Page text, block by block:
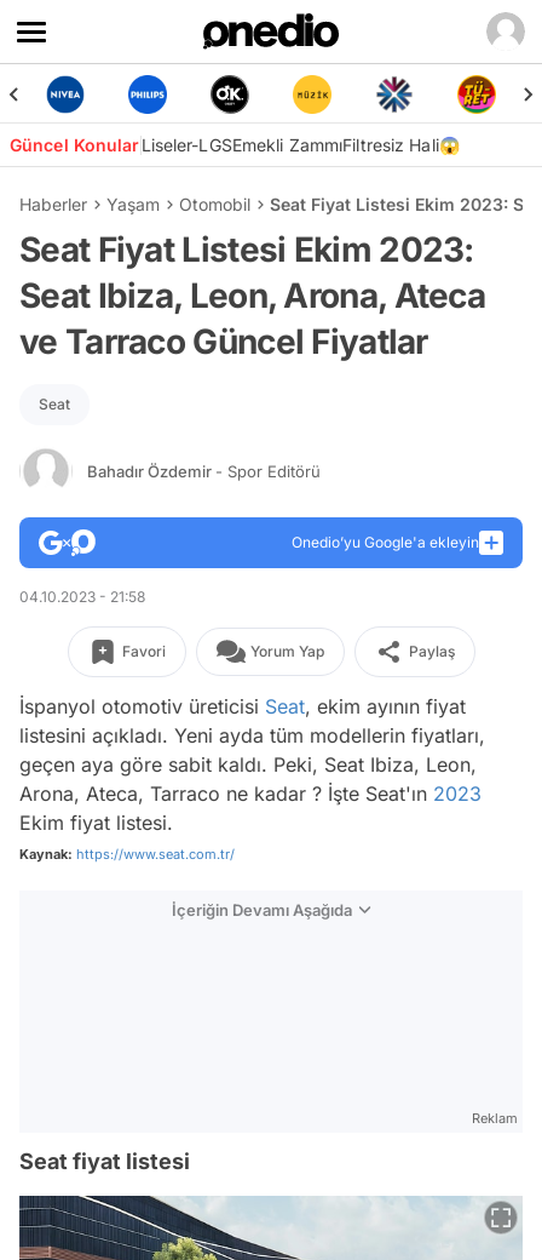
Güncel KonularLiseler-LGSEmekli ZammıFiltresiz Hali😱
Haberler Yaşam Otomobil Seat Fiyat Listesi Ekim 2023:
Seat Fiyat Listesi Ekim 2023:
Seat Ibiza, Leon, Arona, Ateca
ve Tarraco Güncel Fiyatlar
Seat
Bahadır Özdemir - Spor Editörü
Onedio’yu Google'a ekleyin
04.10.2023 - 21:58
Favori Yorum Yap Paylaş
İspanyol otomotiv üreticisi Seat, ekim ayının fiyat
listesini açıkladı. Yeni ayda tüm modellerin fiyatları,
geçen aya göre sabit kaldı. Peki, Seat Ibiza, Leon,
Arona, Ateca, Tarraco ne kadar ? İşte Seat'ın 2023
Ekim fiyat listesi.
Kaynak: https://www.seat.com.tr/
İçeriğin Devamı Aşağıda
Reklam
Seat fiyat listesi